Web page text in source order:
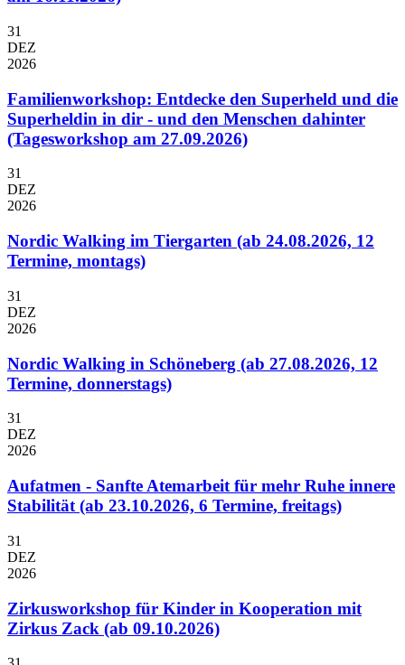
31
DEZ
2026
Familienworkshop: Entdecke den Superheld und die
Superheldin in dir - und den Menschen dahinter
(Tagesworkshop am 27.09.2026)
31
DEZ
2026
Nordic Walking im Tiergarten (ab 24.08.2026, 12
Termine, montags)
31
DEZ
2026
Nordic Walking in Schöneberg (ab 27.08.2026, 12
Termine, donnerstags)
31
DEZ
2026
Aufatmen - Sanfte Atemarbeit für mehr Ruhe innere
Stabilität (ab 23.10.2026, 6 Termine, freitags)
31
DEZ
2026
Zirkusworkshop für Kinder in Kooperation mit
Zirkus Zack (ab 09.10.2026)